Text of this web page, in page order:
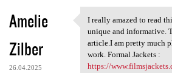
a
r
z
e
Amelie
Zilber
26.04.2025
I really amazed to
I really amazed to read
unique and informative.
article.I am pretty much
work. Formal Jackets :
https://